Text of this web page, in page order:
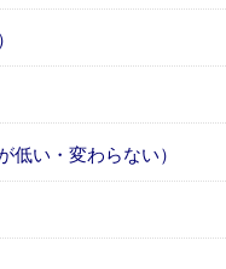
低い・変わらない）